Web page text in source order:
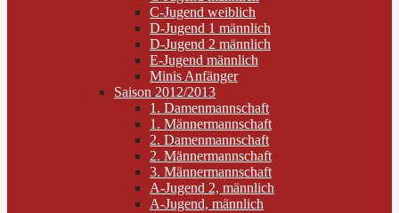
C-Jugend weiblich
D-Jugend 1 männlich
D-Jugend 2 männlich
E-Jugend männlich
Minis Anfänger
Saison 2012/2013
1. Damenmannschaft
1. Männermannschaft
2. Damenmannschaft
2. Männermannschaft
3. Männermannschaft
A-Jugend 2, männlich
A-Jugend, männlich